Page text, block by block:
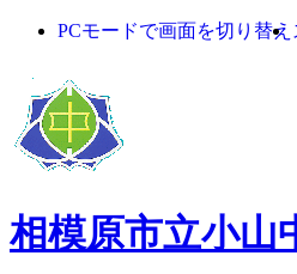
PCモードで画面を切り替え
相模原市立小山